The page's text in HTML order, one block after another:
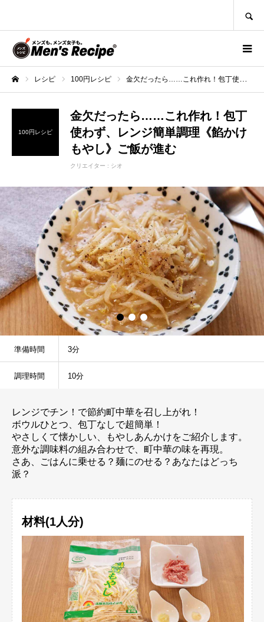
レシピ 100円レシピ 金欠だったら……これ作れ！包丁使わず、レンジ簡単調理《餡かけもやし》ご飯が進む
100円レシピ
金欠だったら……これ作れ！包丁
使わず、レンジ簡単調理《餡かけ
もやし》ご飯が進む
クリエイター : シオ
準備時間 3分
調理時間 10分
レンジでチン！で節約町中華を召し上がれ！
ボウルひとつ、包丁なしで超簡単！
やさしくて懐かしい、もやしあんかけをご紹介します。
意外な調味料の組み合わせで、町中華の味を再現。
さあ、ごはんに乗せる？麺にのせる？あなたはどっち
派？
材料(1人分)